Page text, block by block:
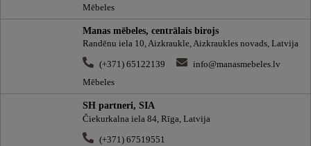
Mēbeles
Manas mēbeles, centrālais birojs
Randēnu iela 10, Aizkraukle, Aizkraukles novads, Latvija
(+371) 65122139
info@manasmebeles.lv
Mēbeles
SH partneri, SIA
Čiekurkalna iela 84, Rīga, Latvija
(+371) 67519551